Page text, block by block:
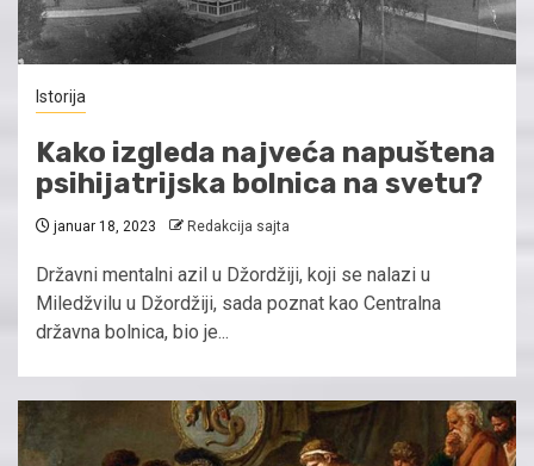
Istorija
Kako izgleda najveća napuštena
psihijatrijska bolnica na svetu?
januar 18, 2023 Redakcija sajta
Državni mentalni azil u Džordžiji, koji se nalazi u
Miledžvilu u Džordžiji, sada poznat kao Centralna
državna bolnica, bio je...